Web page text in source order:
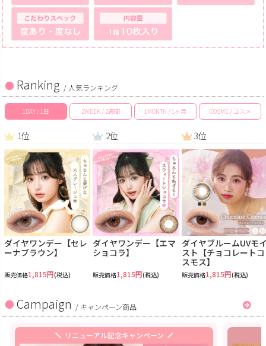
Ranking / 人気ランキング
1DAY / 1日 2WEEK / 2週間 1MONTH / 1ヶ月 COSME / コスメ
1位
ダイヤワンデー【セレ
ーナブラウン】
販売価格1,815円(税込)
2位
ダイヤワンデー【エマ
ショコラ】
販売価格1,815円(税込)
3位
ダイヤブルームUVモ
スト【チョコレートコ
スモス】
販売価格1,815円(税込)
Campaign / キャンペーン商品
リニューアル記念キャンペーン